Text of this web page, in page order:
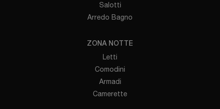
Salotti
Arredo Bagno
ZONA NOTTE
Letti
Comodini
Armadi
Camerette